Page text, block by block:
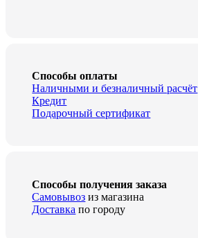
Способы оплаты
Наличными и безналичный расчёт
Кредит
Подарочный сертификат
Способы получения заказа
Самовывоз из магазина
Доставка по городу